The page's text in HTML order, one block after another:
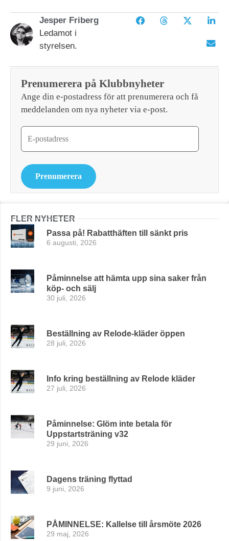
Jesper Friberg
Ledamot i
styrelsen.
Prenumerera på Klubbnyheter
Ange din e-postadress för att prenumerera och få
meddelanden om nya nyheter via e-post.
Prenumerera
FLER NYHETER
Passa på! Rabatthäften till sänkt pris
6 augusti, 2026
Påminnelse att hämta upp sina saker från
köp- och sälj
30 juli, 2026
Beställning av Relode-kläder öppen
28 juli, 2026
Info kring beställning av Relode kläder
27 juli, 2026
Påminnelse: Glöm inte betala för
Uppstartsträning v32
29 juni, 2026
Dagens träning flyttad
9 juni, 2026
PÅMINNELSE: Kallelse till årsmöte 2026
29 maj, 2026